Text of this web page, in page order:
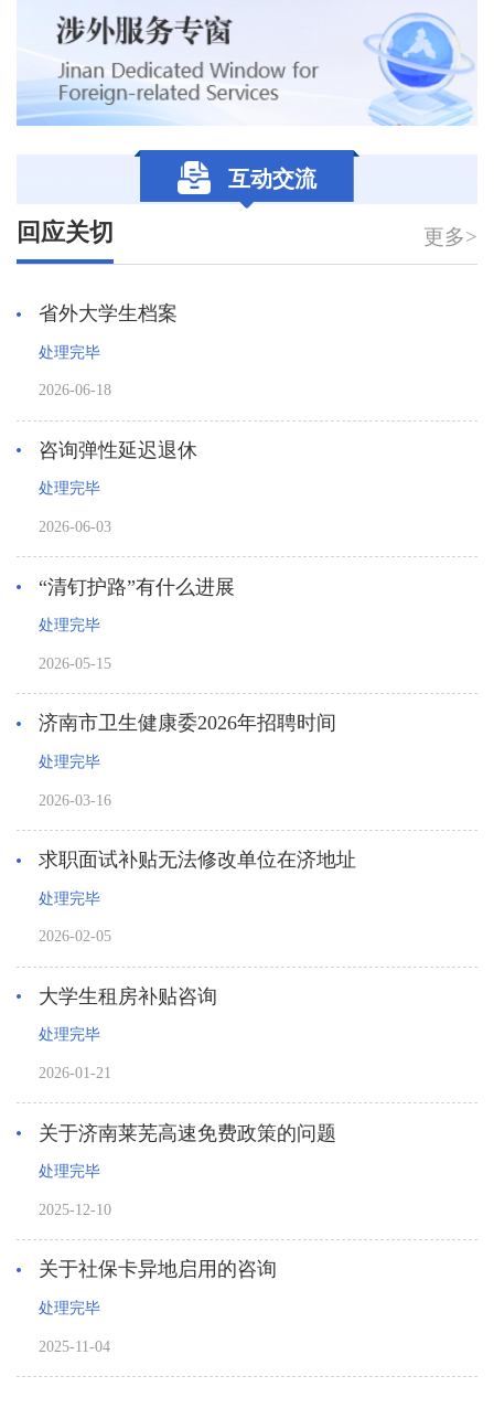
互动交流
回应关切 更多>
省外大学生档案
处理完毕
2026-06-18
咨询弹性延迟退休
处理完毕
2026-06-03
“清钉护路”有什么进展
处理完毕
2026-05-15
济南市卫生健康委2026年招聘时间
处理完毕
2026-03-16
求职面试补贴无法修改单位在济地址
处理完毕
2026-02-05
大学生租房补贴咨询
处理完毕
2026-01-21
关于济南莱芜高速免费政策的问题
处理完毕
2025-12-10
关于社保卡异地启用的咨询
处理完毕
2025-11-04